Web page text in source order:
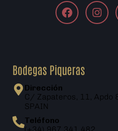
Bodegas Piqueras
Dirección
C/ Zapateros, 11, Apdo
SPAIN
Teléfono